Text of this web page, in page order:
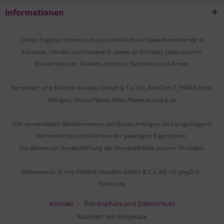
Informationen
Unser Angebot richtet sich ausschließlich an Gewerbetreibende in
Industrie, Handel und Handwerk, sowie an Schulen, Laboratorien,
Krankenhäuser, Kliniken, Institute, Behörden und Ämter.
Hersteller: e+p Elektrik Handels GmbH & Co. KG, Am Ohrt 7, 59469 Ense-
Höingen, Deutschland, https://www.e-und-p.de
Alle verwendeten Markennamen und Bezeichnungen sind eingetragene
Warenzeichen und Marken der jeweiligen Eigentümer.
Sie dienen zur Verdeutlichung der Kompatibilität unserer Produkte.
Bildmaterial: © e+p Elektrik Handels GmbH & Co. KG / © phyZick -
Fotolia.de
Kontakt
Privatsphäre und Datenschutz
Realisiert mit Shopware